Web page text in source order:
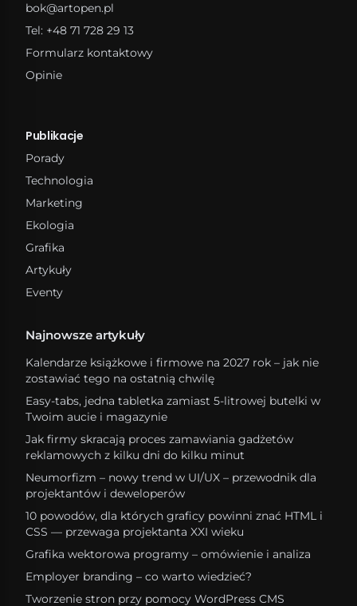
bok@artopen.pl
Tel: +48 71 728 29 13
Formularz kontaktowy
Opinie
Publikacje
Porady
Technologia
Marketing
Ekologia
Grafika
Artykuły
Eventy
Najnowsze artykuły
Kalendarze książkowe i firmowe na 2027 rok – jak nie
zostawiać tego na ostatnią chwilę
Easy-tabs, jedna tabletka zamiast 5-litrowej butelki w
Twoim aucie i magazynie
Jak firmy skracają proces zamawiania gadżetów
reklamowych z kilku dni do kilku minut
Neumorfizm – nowy trend w UI/UX – przewodnik dla
projektantów i deweloperów
10 powodów, dla których graficy powinni znać HTML i
CSS — przewaga projektanta XXI wieku
Grafika wektorowa programy – omówienie i analiza
Employer branding – co warto wiedzieć?
Tworzenie stron przy pomocy WordPress CMS